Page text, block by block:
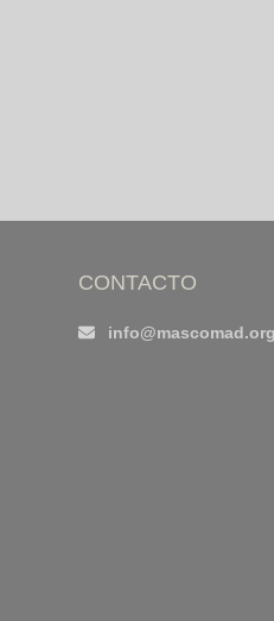
CONTACTO
info@mascomad.org